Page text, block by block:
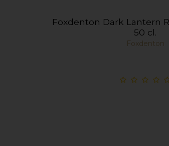
Foxdenton Dark Lantern
50 cl.
Foxdenton